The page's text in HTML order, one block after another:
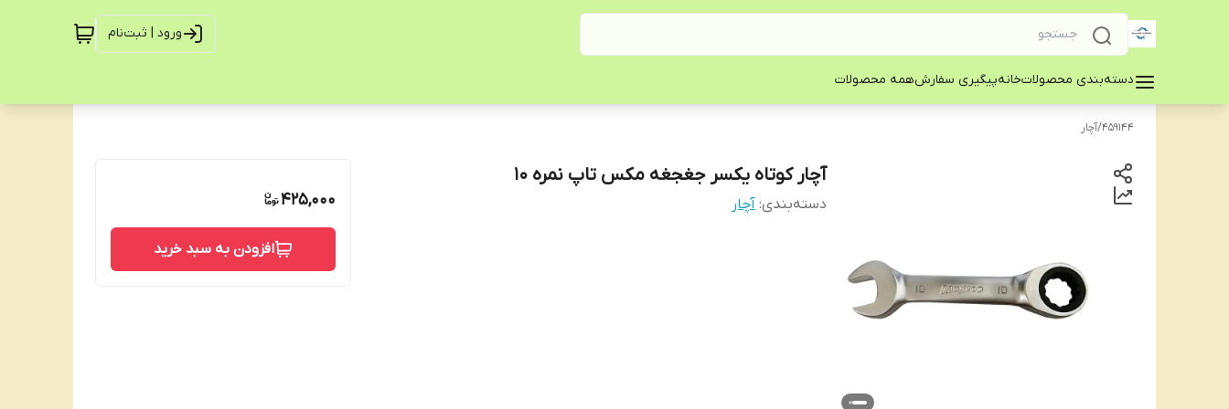
ورود | ثبت‌نام
دسته‌بندی محصولاتخانهپیگیری سفارشهمه محصولات
459144
/آچار
آچار کوتاه یکسر جغجغه مکس تاپ نمره 10
دسته‌بندی: آچار 425,000
افزودن به سبد خرید